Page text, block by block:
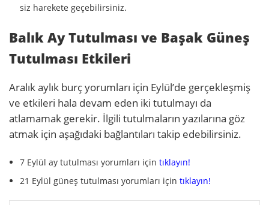
siz harekete geçebilirsiniz.
Balık Ay Tutulması ve Başak Güneş
Tutulması Etkileri
Aralık aylık burç yorumları için Eylül’de gerçekleşmiş
ve etkileri hala devam eden iki tutulmayı da
atlamamak gerekir. İlgili tutulmaların yazılarına göz
atmak için aşağıdaki bağlantıları takip edebilirsiniz.
7 Eylül ay tutulması yorumları içintıklayın!
21 Eylül güneş tutulması yorumları içintıklayın!